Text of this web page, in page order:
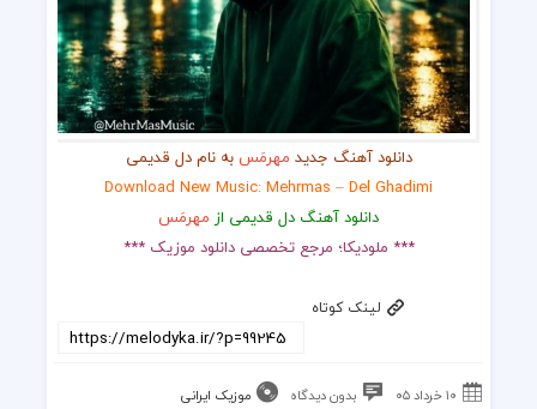
دانلود آهنگ جدید مهرمَس به نام دل قدیمی
Download New Music: Mehrmas – Del Ghadimi
دانلود آهنگ دل قدیمی از مهرمَس
*** ملودیکا؛ مرجع تخصصی دانلود موزیک ***
لینک کوتاه
۱۰ خرداد ۰۵ بدون دیدگاه موزیک ایرانی